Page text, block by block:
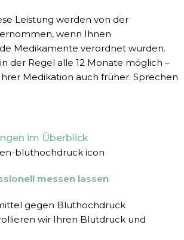
Leistung werden von der
wenn Ihnen
Medikamente verordnet wurden.
der Regel alle 12 Monate möglich –
Medikation auch früher. Sprechen
im Überblick
messen lassen
gegen Bluthochdruck
wir Ihren Blutdruck und